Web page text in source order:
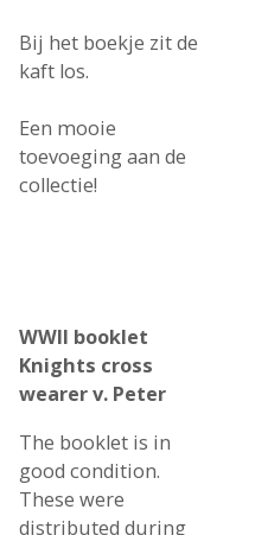
Bij het boekje zit de
kaft los.
Een mooie
toevoeging aan de
collectie!
WWII booklet
Knights cross
wearer v. Peter
The booklet is in
good condition.
These were
distributed during